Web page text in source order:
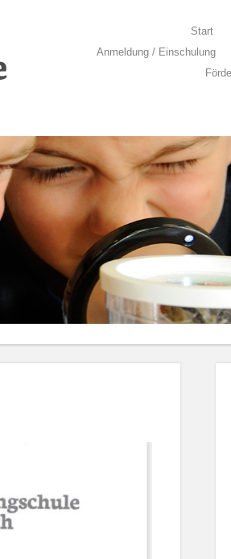
Menü
Start
Anmeldung / Einschulung